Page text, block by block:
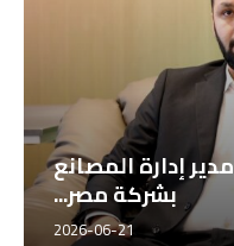
إدارة المصانع
بشركة مصر...
2026-06-21